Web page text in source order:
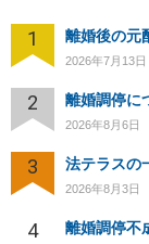
1
2026年7月13日
2 離婚調停に
2026年8月6日
3 法テラスの
2026年8月3日
4 離婚調停不